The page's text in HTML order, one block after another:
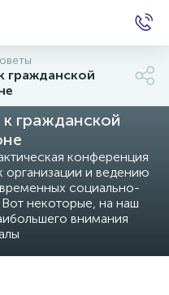
гражданской
гражданской
конференция
и ведению
социально-
некоторые, на наш
внимания